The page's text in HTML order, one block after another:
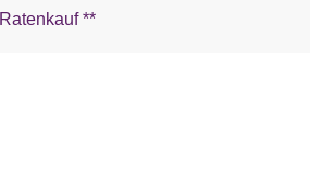
Ratenkauf **